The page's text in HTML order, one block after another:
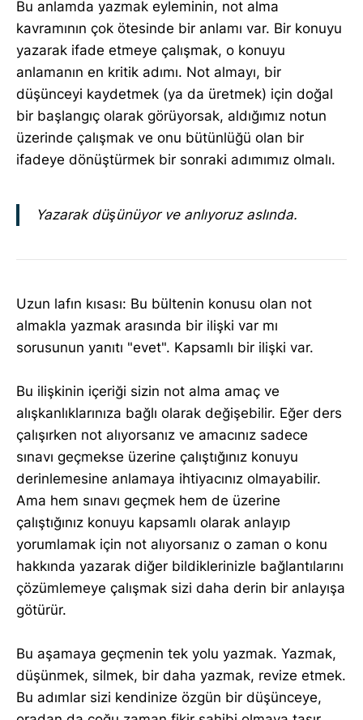
Bu anlamda yazmak eyleminin, not alma
kavramının çok ötesinde bir anlamı var. Bir konuyu
yazarak ifade etmeye çalışmak, o konuyu
anlamanın en kritik adımı. Not almayı, bir
düşünceyi kaydetmek (ya da üretmek) için doğal
bir başlangıç olarak görüyorsak, aldığımız notun
üzerinde çalışmak ve onu bütünlüğü olan bir
ifadeye dönüştürmek bir sonraki adımımız olmalı.
Yazarak düşünüyor ve anlıyoruz aslında.
Uzun lafın kısası: Bu bültenin konusu olan not
almakla yazmak arasında bir ilişki var mı
sorusunun yanıtı "evet". Kapsamlı bir ilişki var.
Bu ilişkinin içeriği sizin not alma amaç ve
alışkanlıklarınıza bağlı olarak değişebilir. Eğer ders
çalışırken not alıyorsanız ve amacınız sadece
sınavı geçmekse üzerine çalıştığınız konuyu
derinlemesine anlamaya ihtiyacınız olmayabilir.
Ama hem sınavı geçmek hem de üzerine
çalıştığınız konuyu kapsamlı olarak anlayıp
yorumlamak için not alıyorsanız o zaman o konu
hakkında yazarak diğer bildiklerinizle bağlantılarını
çözümlemeye çalışmak sizi daha derin bir anlayışa
götürür.
Bu aşamaya geçmenin tek yolu yazmak. Yazmak,
düşünmek, silmek, bir daha yazmak, revize etmek.
Bu adımlar sizi kendinize özgün bir düşünceye,